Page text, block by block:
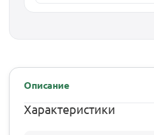
Описание
Характеристики